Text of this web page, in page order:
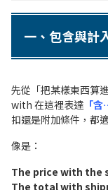
一、包含與計
先從「把某樣東西算
with 在這裡表達 「
扣還是附加條件，都
像是：
The price with the
The total with